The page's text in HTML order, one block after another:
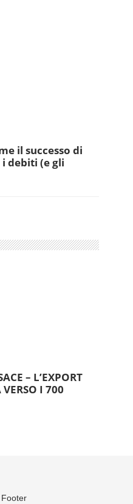
il successo di
debiti (e gli
– L’EXPORT
I 700